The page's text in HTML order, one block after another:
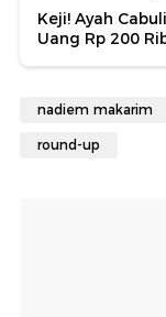
Keji! Ayah
Uang Rp 200
nadiem makarim
round-up